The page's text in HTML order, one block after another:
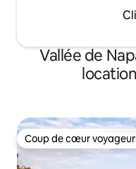
Vallée de
Coup de cœur
Coup de cœur